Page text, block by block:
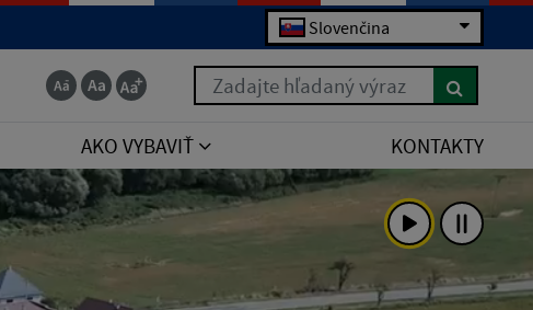
Slovenčina
Zadajte hľadaný výraz
AKO VYBAVIŤ KONTAKTY